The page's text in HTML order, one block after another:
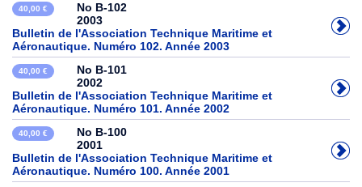
40,00 €
No B-102
2003
Bulletin de l'Association Technique Maritime et
Aéronautique. Numéro 102. Année 2003
40,00 €
No B-101
2002
Bulletin de l'Association Technique Maritime et
Aéronautique. Numéro 101. Année 2002
40,00 €
No B-100
2001
Bulletin de l'Association Technique Maritime et
Aéronautique. Numéro 100. Année 2001